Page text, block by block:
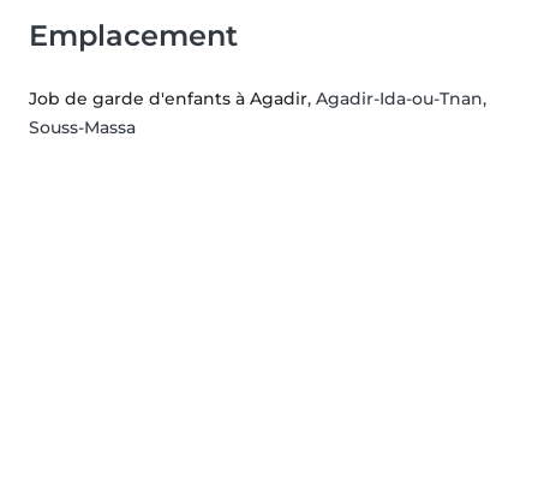
Emplacement
Job de garde d'enfants à Agadir, Agadir-Ida-ou-Tnan,
Souss-Massa